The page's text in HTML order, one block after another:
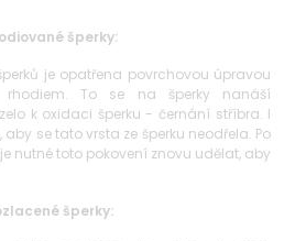
šperky:
je opatřena povrchovou úpravou
To se na šperky nanáší
k oxidaci šperku - černání stříbra. I
se tato vrsta ze šperku neodřela. Po
nutné toto pokovení znovu udělat, aby
šperky: